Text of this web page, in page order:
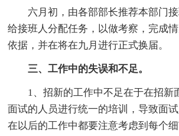
六月初，由各部部长推荐本部门
给接班人分配任务，以做考察，完成
依据，并在将在九月进行正式换届。
三、工作中的失误和不足。
1、招新的工作中不足在于在招新
面试的人员进行统一的培训，导致面试
在以后的工作中都要注意考虑到每个